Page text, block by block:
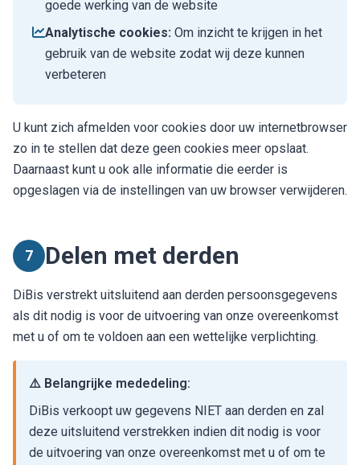
goede werking van de website
Analytische cookies: Om inzicht te krijgen in het
gebruik van de website zodat wij deze kunnen
verbeteren
U kunt zich afmelden voor cookies door uw internetbrowser
zo in te stellen dat deze geen cookies meer opslaat.
Daarnaast kunt u ook alle informatie die eerder is
opgeslagen via de instellingen van uw browser verwijderen.
7 Delen met derden
DiBis verstrekt uitsluitend aan derden persoonsgegevens
als dit nodig is voor de uitvoering van onze overeenkomst
met u of om te voldoen aan een wettelijke verplichting.
⚠️ Belangrijke mededeling:
DiBis verkoopt uw gegevens NIET aan derden en zal
deze uitsluitend verstrekken indien dit nodig is voor
de uitvoering van onze overeenkomst met u of om te